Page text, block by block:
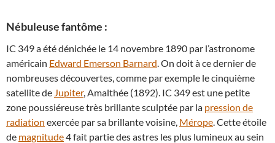
Nébuleuse fantôme :
IC 349 a été dénichée le 14 novembre 1890 par l’astronome
américain Edward Emerson Barnard. On doit à ce dernier de
nombreuses découvertes, comme par exemple le cinquième
satellite de Jupiter, Amalthée (1892). IC 349 est une petite
zone poussiéreuse très brillante sculptée par la pression de
radiation exercée par sa brillante voisine, Mérope. Cette étoile
de magnitude4 fait partie des astres les plus lumineux au sein